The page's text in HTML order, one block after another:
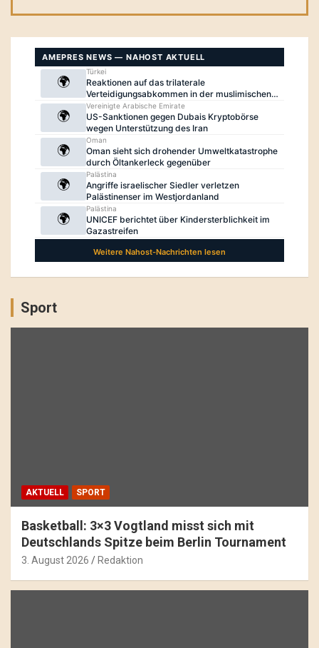
Sport
AKTUELL SPORT
Basketball: 3×3 Vogtland misst sich mit
Deutschlands Spitze beim Berlin Tournament
3. August 2026 Redaktion